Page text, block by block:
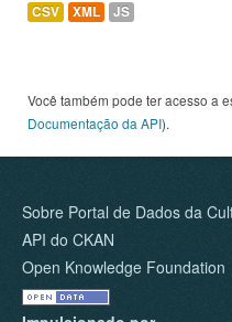
CSV XML JS
Você também pode ter acesso a
Documentação da API).
Sobre Portal de Dados da
API do CKAN
Open Knowledge Foundation